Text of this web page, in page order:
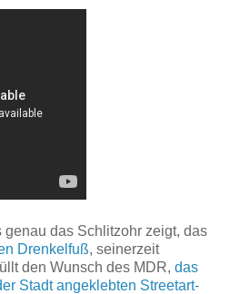
das Schlitzohr zeigt, das
Drenkelfuß, seinerzeit
den Wunsch des MDR, das
Stadt angeklebten Streetart-